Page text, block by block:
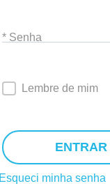
* Senha
Lembre de mim
ENTRAR
Esqueci minha senha